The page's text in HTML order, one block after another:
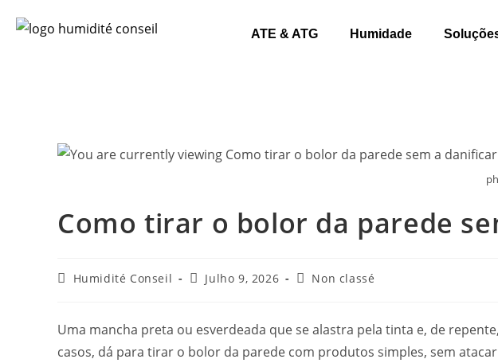
ATE & ATG Humidade
Como tirar o bolor da parede
Humidité Conseil Julho 9, 2026 Non classé
Uma mancha preta ou esverdeada que se alastra pela tinta e, de
casos, dá para tirar o bolor da parede com produtos simples, sem